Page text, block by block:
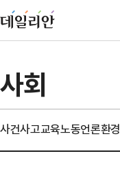
사회
사건사고교육노동언론환경